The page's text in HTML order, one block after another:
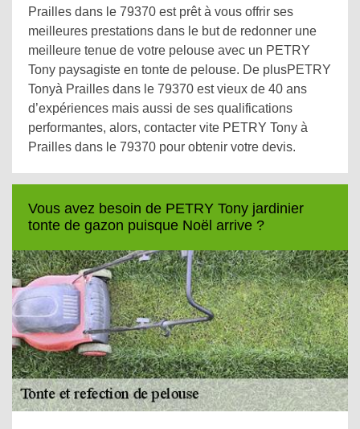
Prailles dans le 79370 est prêt à vous offrir ses
meilleures prestations dans le but de redonner une
meilleure tenue de votre pelouse avec un PETRY
Tony paysagiste en tonte de pelouse. De plusPETRY
Tonyà Prailles dans le 79370 est vieux de 40 ans
d’expériences mais aussi de ses qualifications
performantes, alors, contacter vite PETRY Tony à
Prailles dans le 79370 pour obtenir votre devis.
Vous avez besoin de PETRY Tony jardinier
tonte de gazon puisque Noël arrive ?